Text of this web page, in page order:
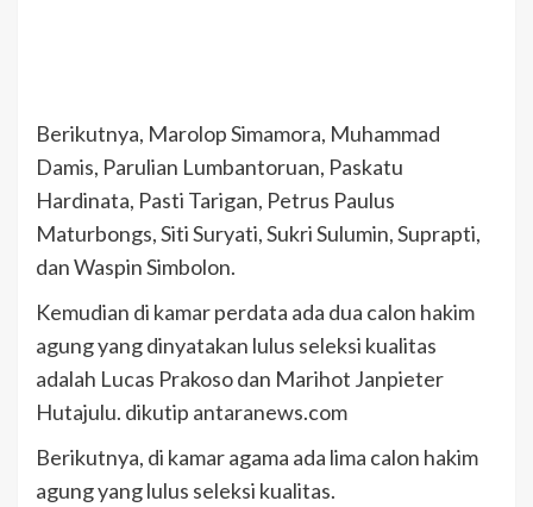
Berikutnya, Marolop Simamora, Muhammad
Damis, Parulian Lumbantoruan, Paskatu
Hardinata, Pasti Tarigan, Petrus Paulus
Maturbongs, Siti Suryati, Sukri Sulumin, Suprapti,
dan Waspin Simbolon.
Kemudian di kamar perdata ada dua calon hakim
agung yang dinyatakan lulus seleksi kualitas
adalah Lucas Prakoso dan Marihot Janpieter
Hutajulu. dikutip antaranews.com
Berikutnya, di kamar agama ada lima calon hakim
agung yang lulus seleksi kualitas.